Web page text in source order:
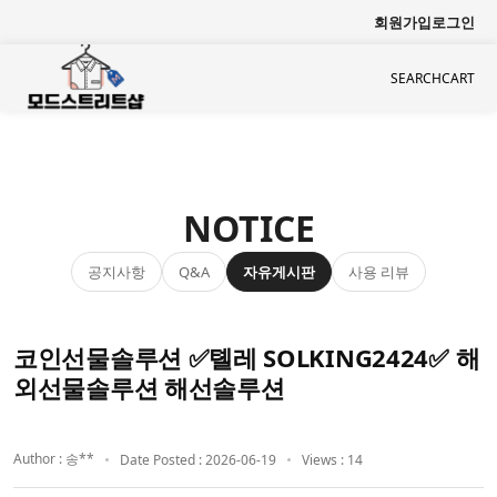
회원가입로그인
SEARCHCART
NOTICE
공지사항 Q&A 자유게시판 사용 리뷰
코인선물솔루션 ✅톌레 SOLKING2424✅ 해
외선물솔루션 해선솔루션
Author : 송** Date Posted : 2026-06-19 Views : 14